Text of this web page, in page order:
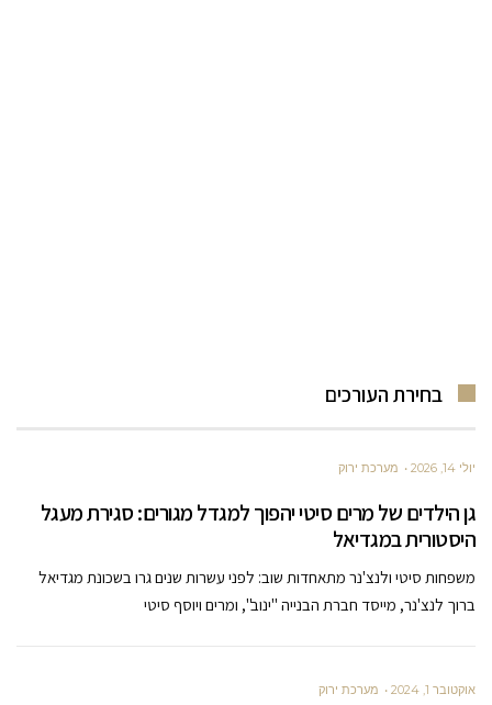
בחירת העורכים
יולי 14, 2026 מערכת ירוק
גן הילדים של מרים סיטי יהפוך למגדל מגורים: סגירת מעגל
היסטורית במגדיאל
משפחות סיטי ולנצ'נר מתאחדות שוב: לפני עשרות שנים גרו בשכונת מגדיאל
ברוך לנצ'נר, מייסד חברת הבנייה "ינוב", ומרים ויוסף סיטי
אוקטובר 1, 2024 מערכת ירוק